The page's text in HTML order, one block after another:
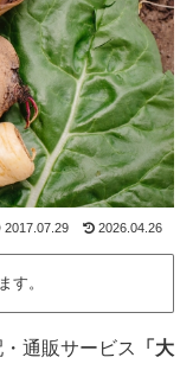
2017.07.29 2026.04.26
す。
通販サービス
「大